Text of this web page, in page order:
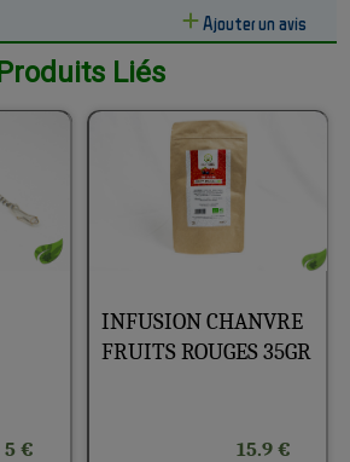
Ajouter un avis
Produits Liés
5 €
INFUSION CHANVRE
FRUITS ROUGES 35GR
15.9 €